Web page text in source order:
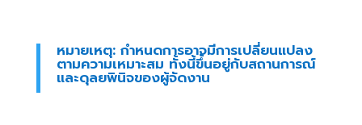
หมายเหตุ: กำหนดการอาจมีการเปลี่ยนแปลง
ตามความเหมาะสม ทั้งนี้ขึ้นอยู่กับสถานการณ์
และดุลยพินิจของผู้จัดงาน